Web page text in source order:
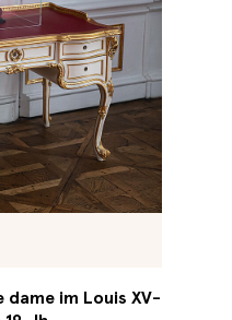
im Louis XV-